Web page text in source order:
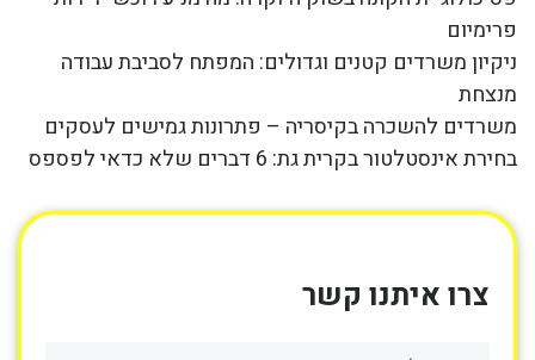
פרימיום
ניקיון משרדים קטנים וגדולים: המפתח לסביבת עבודה
מנצחת
משרדים להשכרה בקיסריה – פתרונות גמישים לעסקים
בחירת אינסטלטור בקרית גת: 6 דברים שלא כדאי לפספס
צרו איתנו קשר